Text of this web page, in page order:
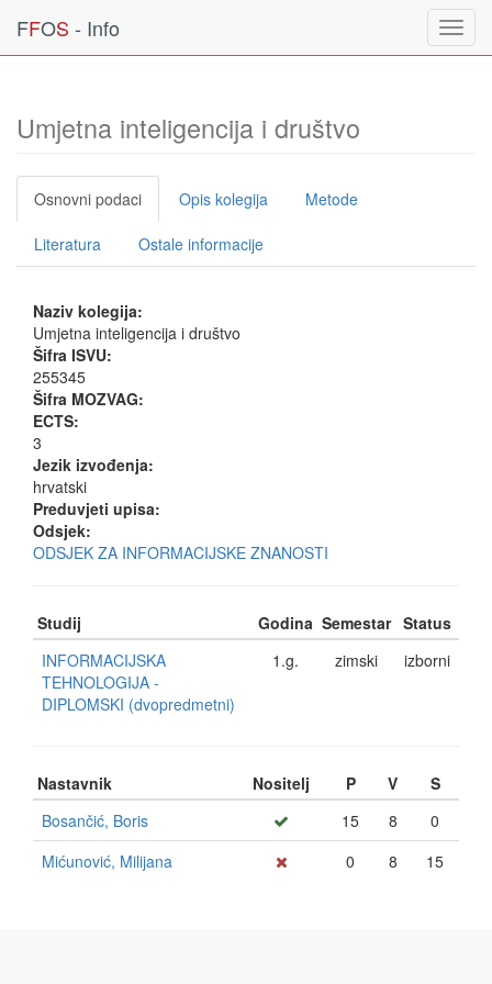
FFOS - Info
Umjetna inteligencija i društvo
Osnovni podaci Opis kolegija Metode
Literatura Ostale informacije
Naziv kolegija:
Umjetna inteligencija i društvo
Šifra ISVU:
255345
Šifra MOZVAG:
ECTS:
3
Jezik izvođenja:
hrvatski
Preduvjeti upisa:
Odsjek:
ODSJEK ZA INFORMACIJSKE ZNANOSTI
Studij Godina Semestar Status
INFORMACIJSKA
TEHNOLOGIJA -
DIPLOMSKI (dvopredmetni)
1.g. zimski izborni
Nastavnik Nositelj P V
S
Bosančić, Boris
15 8
0
Mićunović, Milijana
0 8 15